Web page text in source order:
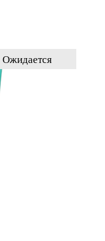
Ожидается